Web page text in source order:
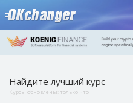
Найдите лучший курс
Курсы обновлены: только что